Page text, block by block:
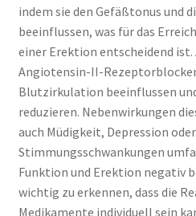
indem sie den Gefäßtonus und
beeinflussen, was für das
einer Erektion entscheidend ist.
Angiotensin-II-
Blutzirkulation beeinflussen
reduzieren. Nebenwirkungen
auch Müdigkeit, Depression oder
Stimmungsschwankungen
Funktion und Erektion negativ
wichtig zu erkennen, dass die
Medikamente individuell sein